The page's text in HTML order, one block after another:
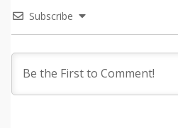
Subscribe